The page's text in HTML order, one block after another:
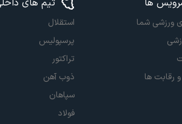
ورزشی شما
رقابت ها
استقلال
پرسپولیس
تراکتور
ذوب آهن
سپاهان
فولاد